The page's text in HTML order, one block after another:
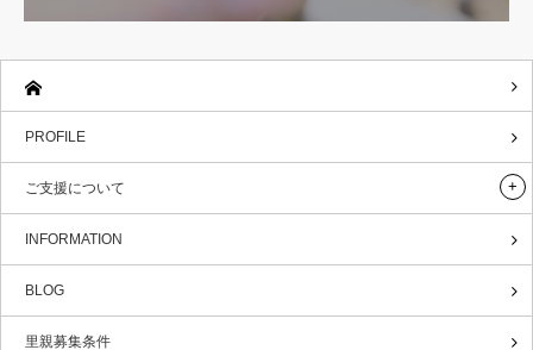
PROFILE
ご支援について
INFORMATION
BLOG
里親募集条件